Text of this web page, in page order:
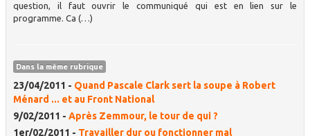
question, il faut ouvrir le communiqué qui est en lien sur le
programme. Ca (…)
Dans la même rubrique
23/04/2011 - Quand Pascale Clark sert la soupe à Robert
Ménard ... et au Front National
9/02/2011 - Après Zemmour, le tour de qui ?
1er/02/2011 - Travailler dur ou fonctionner mal